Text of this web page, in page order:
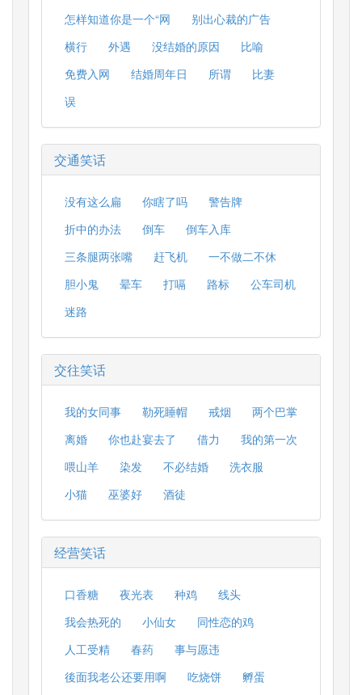
怎样知道你是一个“网
别出心裁的广告
横行
外遇 没结婚的原因
比喻
免费入网
结婚周年日 所谓
比妻
误
交通笑话
没有这么扁 你瞎了吗
警告牌
折中的办法
倒车
倒车入库
三条腿两张嘴
赶飞机
一不做二不休
胆小鬼
晕车 打嗝 路标
公车司机
迷路
交往笑话
我的女同事 勒死睡帽 戒烟
两个巴掌
离婚
你也赴宴去了 借力
我的第一次
喂山羊
染发 不必结婚
洗衣服
小猫
巫婆好 酒徒
经营笑话
口香糖 夜光表 种鸡
线头
我会热死的
小仙女
同性恋的鸡
人工受精
春药
事与愿违
後面我老公还要用啊
吃烧饼
孵蛋